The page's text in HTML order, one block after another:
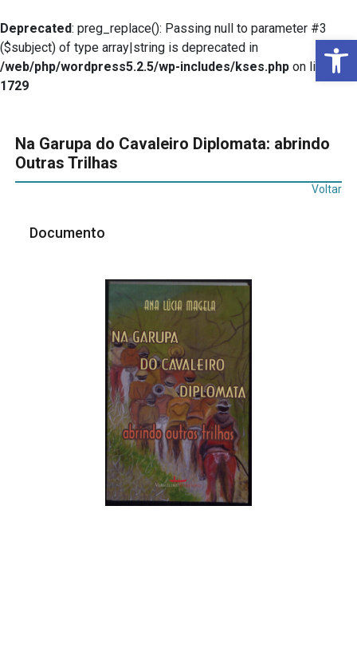
Deprecated: preg_replace(): Passing null to parameter #3
($subject) of type array|string is deprecated in
/web/php/wordpress5.2.5/wp-includes/kses.php on line
1729
Na Garupa do Cavaleiro Diplomata: abrindo
Outras Trilhas
Voltar
Documento